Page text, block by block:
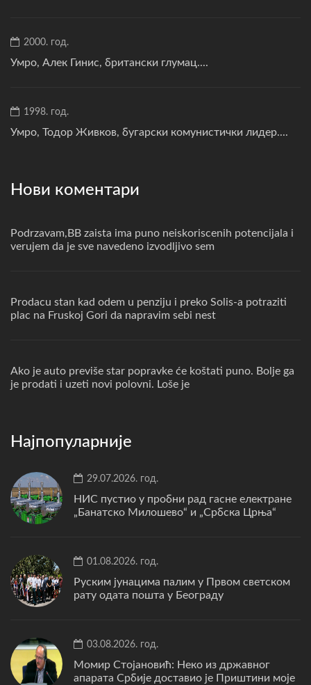
2000. год.
Умро, Алек Гинис, британски глумац....
1998. год.
Умро, Тодор Живков, бугарски комунистички лидер....
Нови коментари
Podrzavam,BB zaista ima puno neiskoriscenih potencijala i
verujem da je sve navedeno izvodljivo sem
Prodacu stan kad odem u penziju i preko Solis-a potraziti
plac na Fruskoj Gori da napravim sebi nest
Ako je auto previše star popravke će koštati puno. Bolje ga
je prodati i uzeti novi polovni. Loše je
Најпопуларније
29.07.2026. год.
НИС пустио у пробни рад гасне електране
„Банатско Милошево“ и „Србска Црња“
01.08.2026. год.
Руским јунацима палим у Првом светском
рату одата пошта у Београду
03.08.2026. год.
Момир Стојановић: Неко из државног
апарата Србије доставио је Приштини моје